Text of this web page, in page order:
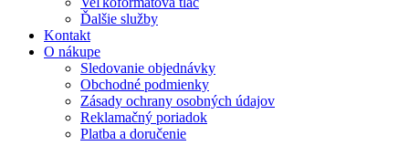
Ďalšie služby
Kontakt
O nákupe
Sledovanie objednávky
Obchodné podmienky
Zásady ochrany osobných údajov
Reklamačný poriadok
Platba a doručenie